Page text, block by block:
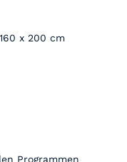
160 x 200 cm
Programmen